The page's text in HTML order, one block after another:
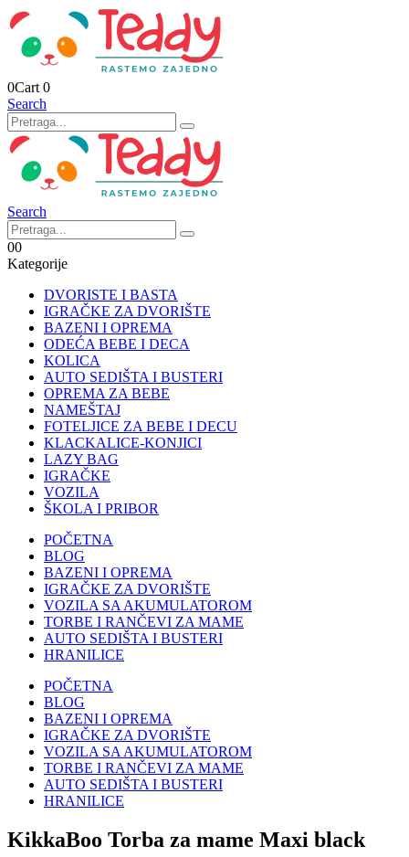
0Cart 0
Search
Search
00
Kategorije
DVORISTE I BASTA
IGRAČKE ZA DVORIŠTE
BAZENI I OPREMA
ODEĆA BEBE I DECA
KOLICA
AUTO SEDIŠTA I BUSTERI
OPREMA ZA BEBE
NAMEŠTAJ
FOTELJICE ZA BEBE I DECU
KLACKALICE-KONJICI
LAZY BAG
IGRAČKE
VOZILA
ŠKOLA I PRIBOR
POČETNA
BLOG
BAZENI I OPREMA
IGRAČKE ZA DVORIŠTE
VOZILA SA AKUMULATOROM
TORBE I RANČEVI ZA MAME
AUTO SEDIŠTA I BUSTERI
HRANILICE
POČETNA
BLOG
BAZENI I OPREMA
IGRAČKE ZA DVORIŠTE
VOZILA SA AKUMULATOROM
TORBE I RANČEVI ZA MAME
AUTO SEDIŠTA I BUSTERI
HRANILICE
KikkaBoo Torba za mame Maxi black